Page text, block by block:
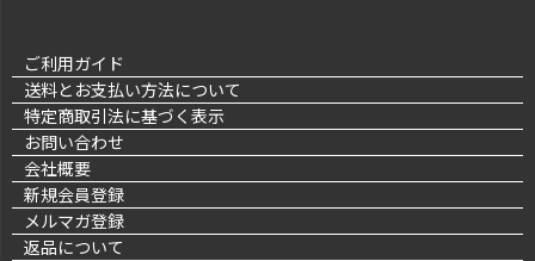
ご利用ガイド
送料とお支払い方法について
特定商取引法に基づく表示
お問い合わせ
会社概要
新規会員登録
メルマガ登録
返品について